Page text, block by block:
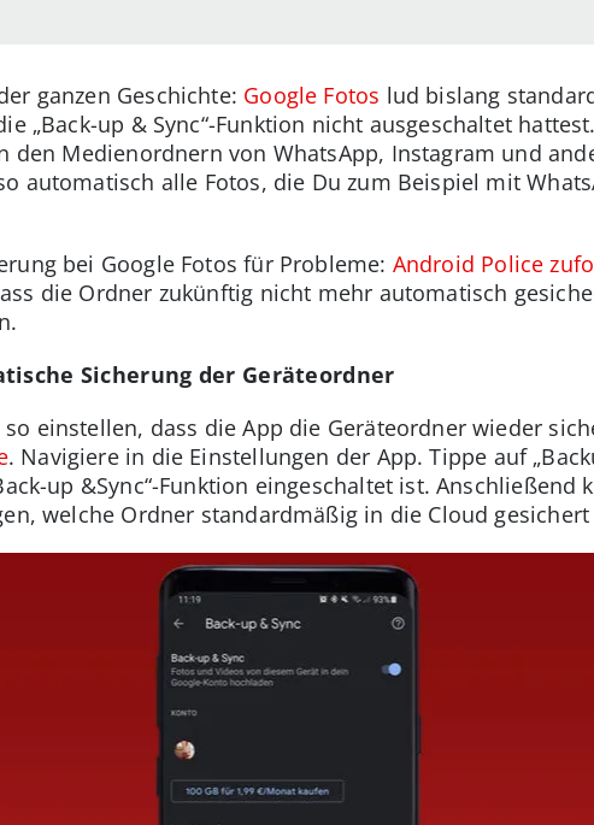
ganzen Geschichte: Google Fotos lud bislang
„Back-up & Sync“-Funktion nicht ausgeschaltet
den Medienordnern von WhatsApp, Instagram und
automatisch alle Fotos, die Du zum Beispiel mit
bei Google Fotos für Probleme: Android Police
die Ordner zukünftig nicht mehr automatisch
Sicherung der Geräteordner
einstellen, dass die App die Geräteordner wieder
. Navigiere in die Einstellungen der App. Tippe auf
up &Sync“-Funktion eingeschaltet ist. Anschließend
welche Ordner standardmäßig in die Cloud